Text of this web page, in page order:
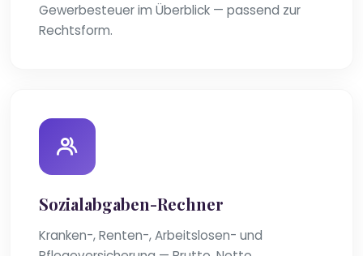
Gewerbesteuer im Überblick — passend zur
Rechtsform.
Sozialabgaben-Rechner
Kranken-, Renten-, Arbeitslosen- und